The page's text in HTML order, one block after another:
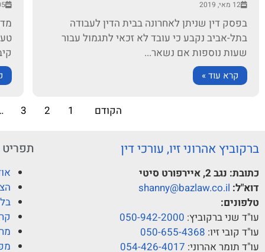
12 מאי, 2019
בפסק דין שניתן לאחרונה בבית הדין לעבודה
בתל-אביב נקבע כי עובד לא זכאי לתגמול עבור
שעות נוספות אם נשאר...
קרא עוד »
05
הקודם 1
2
3
ברקוביץ אהרוני זיו, עורכי דין
כתובת: נגב 2, איירפורט סיטי
דוא"ל: shanny@bazlaw.co.il
טלפונים:
עו"ד שני ברקוביץ: 050-942-2000
עו"ד קובי זיו: 050-655-4368
עו"ד תומר אהרוני: 054-426-4017
תפריט